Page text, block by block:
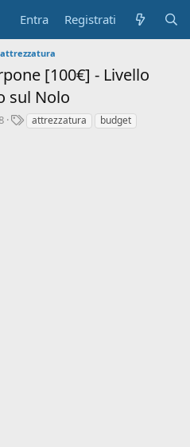
Entra Registrati
attrezzatura
[100€] - Livello
sul Nolo
Tattrezzatura
budget